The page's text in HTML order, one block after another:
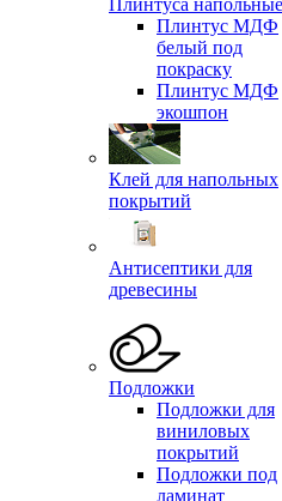
Плинтуса напольные
Плинтус МДФ
белый под
покраску
Плинтус МДФ
экошпон
Клей для напольных
покрытий
Антисептики для
древесины
Подложки
Подложки для
виниловых
покрытий
Подложки под
ламинат